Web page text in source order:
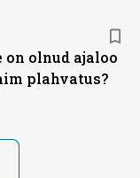
olnud ajaloo
plahvatus?